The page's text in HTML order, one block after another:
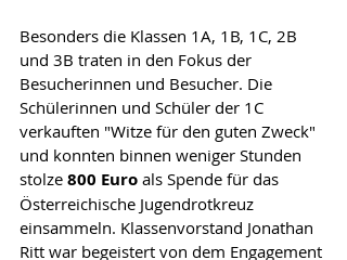
Besonders die Klassen 1A, 1B, 1C, 2B
und 3B traten in den Fokus der
Besucherinnen und Besucher. Die
Schülerinnen und Schüler der 1C
verkauften "Witze für den guten Zweck"
und konnten binnen weniger Stunden
stolze 800 Euro als Spende für das
Österreichische Jugendrotkreuz
einsammeln. Klassenvorstand Jonathan
Ritt war begeistert von dem Engagement